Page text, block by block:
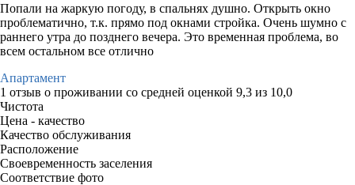
Попали на жаркую погоду, в спальнях душно. Открыть окно
проблематично, т.к. прямо под окнами стройка. Очень шумно с
раннего утра до позднего вечера. Это временная проблема, во
всем остальном все отлично
Апартамент
1 отзыв о проживании со средней оценкой 9,3 из 10,0
Чистота
Цена - качество
Качество обслуживания
Расположение
Своевременность заселения
Соответствие фото